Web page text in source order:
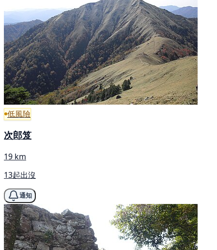
低風險
次郎笈
19 km
13起出沒
通知